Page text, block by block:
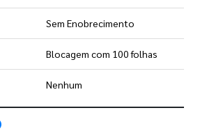
Sem Enobrecimento
Blocagem com 100 folhas
Nenhum
Saiba como utilizar os nossos gabaritos